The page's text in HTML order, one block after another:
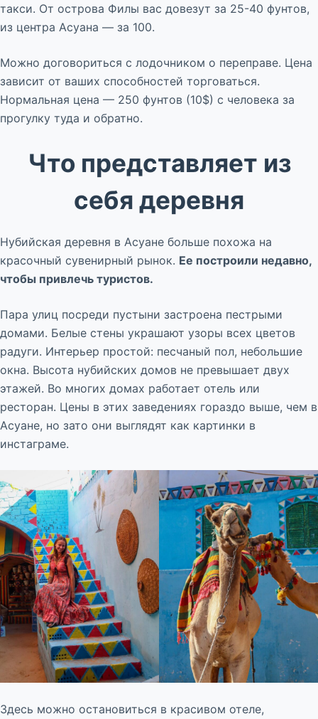
такси. От острова Филы вас довезут за 25-40 фунтов,
из центра Асуана — за 100.
Можно договориться с лодочником о переправе. Цена
зависит от ваших способностей торговаться.
Нормальная цена — 250 фунтов (10$) с человека за
прогулку туда и обратно.
Что представляет из
себя деревня
Нубийская деревня в Асуане больше похожа на
красочный сувенирный рынок. Ее построили недавно,
чтобы привлечь туристов.
Пара улиц посреди пустыни застроена пестрыми
домами. Белые стены украшают узоры всех цветов
радуги. Интерьер простой: песчаный пол, небольшие
окна. Высота нубийских домов не превышает двух
этажей. Во многих домах работает отель или
ресторан. Цены в этих заведениях гораздо выше, чем в
Асуане, но зато они выглядят как картинки в
инстаграме.
Здесь можно остановиться в красивом отеле,